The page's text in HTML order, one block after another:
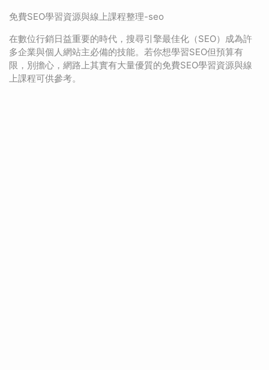
免費SEO學習資源與線上課程整理-seo
在數位行銷日益重要的時代，搜尋引擎最佳化（SEO）成為許
多企業與個人網站主必備的技能。若你想學習SEO但預算有
限，別擔心，網路上其實有大量優質的免費SEO學習資源與線
上課程可供參考。